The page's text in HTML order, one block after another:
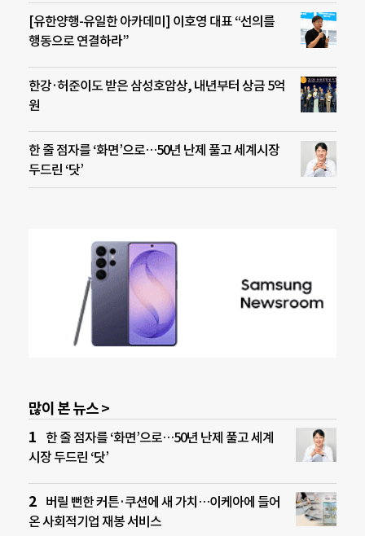
[유한양행-유일한 아카데미] 이호영 대표 “선의를
행동으로 연결하라”
한강·허준이도 받은 삼성호암상, 내년부터 상금 5억
원
한 줄 점자를 ‘화면’으로…50년 난제 풀고 세계시장
두드린 ‘닷’
많이 본 뉴스 >
한 줄 점자를 ‘화면’으로…50년 난제 풀고 세계
시장 두드린 ‘닷’
버릴 뻔한 커튼·쿠션에 새 가치…이케아에 들어
온 사회적기업 재봉 서비스